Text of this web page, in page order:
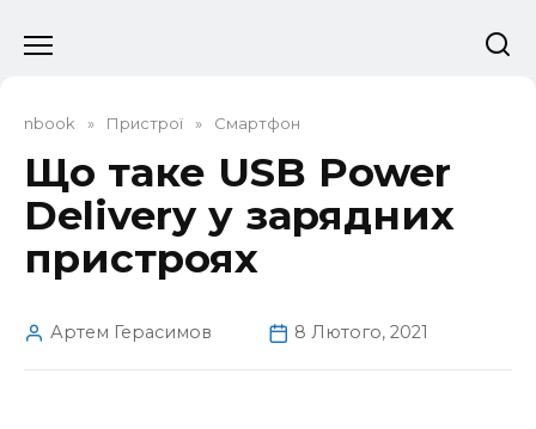
до
nbook » Пристрої » Смартфон
Що таке USB Power
Delivery у зарядних
пристроях
Артем Герасимов 8 Лютого, 2021